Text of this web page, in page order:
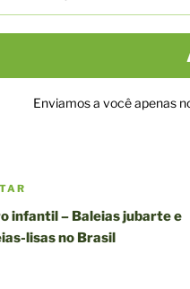
Enviamos a você apenas
infantil – Baleias jubarte e
lisas no Brasil